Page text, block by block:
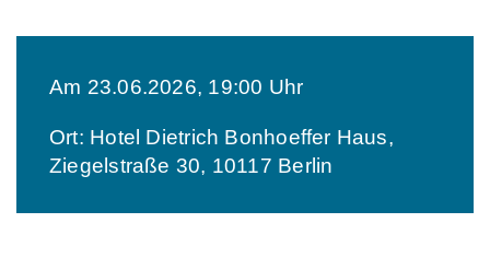
Am 23.06.2026, 19:00 Uhr
Ort: Hotel Dietrich Bonhoeffer Haus,
Ziegelstraße 30, 10117 Berlin